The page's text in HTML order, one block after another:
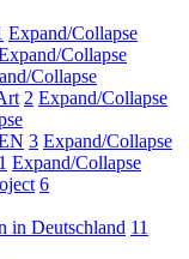
Expand/Collapse
Collapse
Collapse
2 Expand/Collapse
3 Expand/Collapse
1 Expand/Collapse
6
in Deutschland 11